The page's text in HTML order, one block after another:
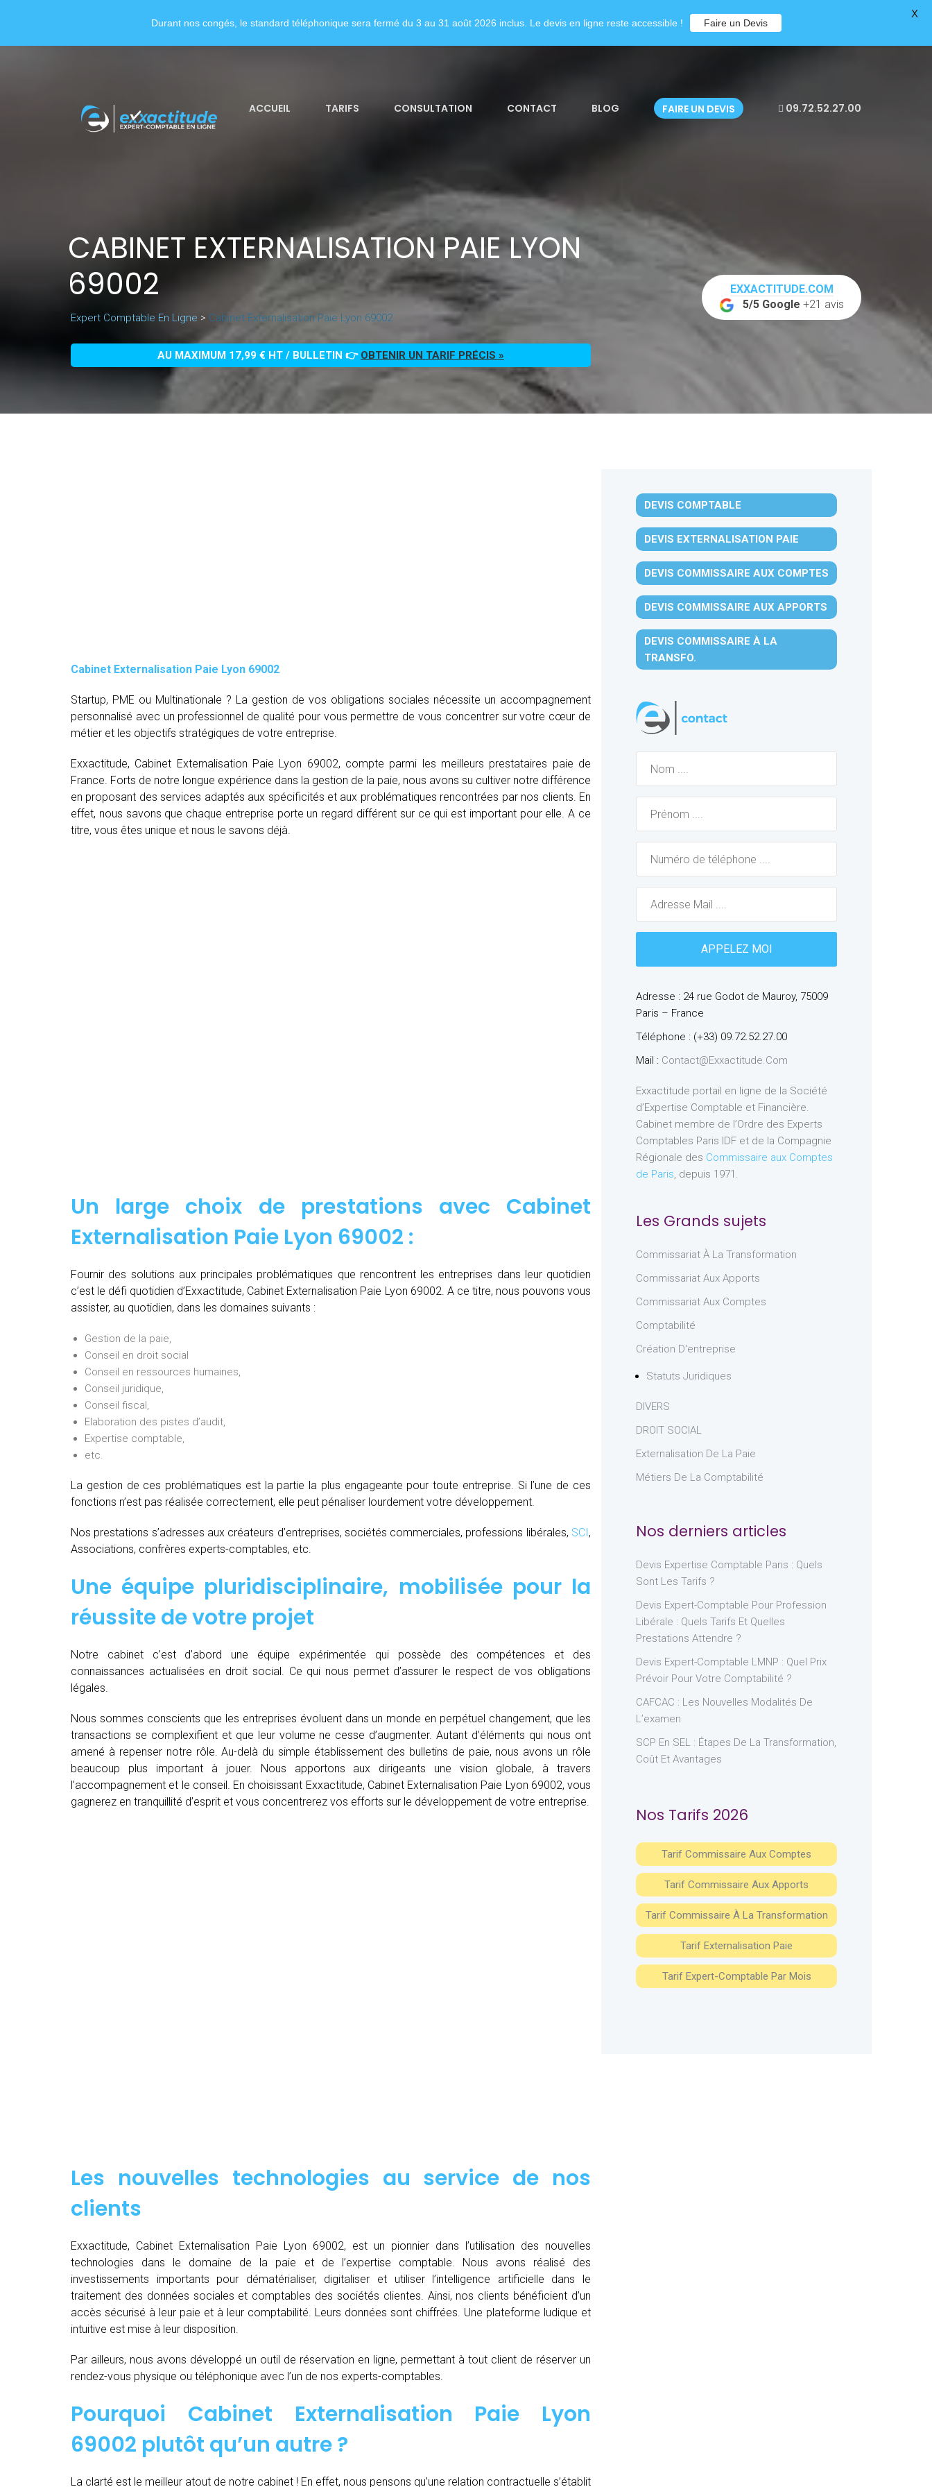
ACCUEIL TARIFS CONSULTATION CONTACT BLOG FAIRE UN DEVIS 09.72.52.27.00
CABINET EXTERNALISATION PAIE LYON
69002
Expert Comptable En Ligne > Cabinet Externalisation Paie Lyon 69002
AU MAXIMUM 17,99 € HT / BULLETIN 👉 OBTENIR UN TARIF PRÉCIS »
EXXACTITUDE.COM
5/5 Google +21 avis
Cabinet Externalisation Paie Lyon 69002
Startup, PME ou Multinationale ? La gestion de vos obligations sociales nécessite un accompagnement
personnalisé avec un professionnel de qualité pour vous permettre de vous concentrer sur votre cœur de
métier et les objectifs stratégiques de votre entreprise.
Exxactitude, Cabinet Externalisation Paie Lyon 69002, compte parmi les meilleurs prestataires paie de
France. Forts de notre longue expérience dans la gestion de la paie, nous avons su cultiver notre différence
en proposant des services adaptés aux spécificités et aux problématiques rencontrées par nos clients. En
effet, nous savons que chaque entreprise porte un regard différent sur ce qui est important pour elle. A ce
titre, vous êtes unique et nous le savons déjà.
Un large choix de prestations avec Cabinet
Externalisation Paie Lyon 69002 :
Fournir des solutions aux principales problématiques que rencontrent les entreprises dans leur quotidien
c’est le défi quotidien d’Exxactitude, Cabinet Externalisation Paie Lyon 69002. A ce titre, nous pouvons vous
assister, au quotidien, dans les domaines suivants :
Gestion de la paie,
Conseil en droit social
Conseil en ressources humaines,
Conseil juridique,
Conseil fiscal,
Elaboration des pistes d’audit,
Expertise comptable,
etc.
La gestion de ces problématiques est la partie la plus engageante pour toute entreprise. Si l’une de ces
fonctions n’est pas réalisée correctement, elle peut pénaliser lourdement votre développement.
Nos prestations s’adresses aux créateurs d’entreprises, sociétés commerciales, professions libérales, SCI,
Associations, confrères experts-comptables, etc.
Une équipe pluridisciplinaire, mobilisée pour la
réussite de votre projet
Notre cabinet c’est d’abord une équipe expérimentée qui possède des compétences et des
connaissances actualisées en droit social. Ce qui nous permet d’assurer le respect de vos obligations
légales.
Nous sommes conscients que les entreprises évoluent dans un monde en perpétuel changement, que les
transactions se complexifient et que leur volume ne cesse d’augmenter. Autant d’éléments qui nous ont
amené à repenser notre rôle. Au-delà du simple établissement des bulletins de paie, nous avons un rôle
beaucoup plus important à jouer. Nous apportons aux dirigeants une vision globale, à travers
l’accompagnement et le conseil. En choisissant Exxactitude, Cabinet Externalisation Paie Lyon 69002, vous
gagnerez en tranquillité d’esprit et vous concentrerez vos efforts sur le développement de votre entreprise.
Les nouvelles technologies au service de nos
clients
Exxactitude, Cabinet Externalisation Paie Lyon 69002, est un pionnier dans l’utilisation des nouvelles
technologies dans le domaine de la paie et de l’expertise comptable. Nous avons réalisé des
investissements importants pour dématérialiser, digitaliser et utiliser l’intelligence artificielle dans le
traitement des données sociales et comptables des sociétés clientes. Ainsi, nos clients bénéficient d’un
accès sécurisé à leur paie et à leur comptabilité. Leurs données sont chiffrées. Une plateforme ludique et
intuitive est mise à leur disposition.
Par ailleurs, nous avons développé un outil de réservation en ligne, permettant à tout client de réserver un
rendez-vous physique ou téléphonique avec l’un de nos experts-comptables.
Pourquoi Cabinet Externalisation Paie Lyon
69002 plutôt qu’un autre ?
La clarté est le meilleur atout de notre cabinet ! En effet, nous pensons qu’une relation contractuelle s’établit
DEVIS COMPTABLE
DEVIS EXTERNALISATION PAIE
DEVIS COMMISSAIRE AUX COMPTES
DEVIS COMMISSAIRE AUX APPORTS
DEVIS COMMISSAIRE À LA
TRANSFO.
Adresse : 24 rue Godot de Mauroy, 75009
Paris – France
Téléphone : (+33) 09.72.52.27.00
Mail : Contact@exxactitude.com
Exxactitude portail en ligne de la Société
d’Expertise Comptable et Financière.
Cabinet membre de l’Ordre des Experts
Comptables Paris IDF et de la Compagnie
Régionale des Commissaire aux Comptes
de Paris, depuis 1971.
Les Grands sujets
Commissariat À La Transformation
Commissariat Aux Apports
Commissariat Aux Comptes
Comptabilité
Création D'entreprise
Statuts Juridiques
DIVERS
DROIT SOCIAL
Externalisation De La Paie
Métiers De La Comptabilité
Nos derniers articles
Devis Expertise Comptable Paris : Quels
Sont Les Tarifs ?
Devis Expert-Comptable Pour Profession
Libérale : Quels Tarifs Et Quelles
Prestations Attendre ?
Devis Expert-Comptable LMNP : Quel Prix
Prévoir Pour Votre Comptabilité ?
CAFCAC : Les Nouvelles Modalités De
L’examen
SCP En SEL : Étapes De La Transformation,
Coût Et Avantages
Nos Tarifs 2026
Tarif Commissaire Aux Comptes
Tarif Commissaire Aux Apports
Tarif Commissaire À La Transformation
Tarif Externalisation Paie
Tarif Expert-Comptable Par Mois
Durant nos congés, le standard téléphonique sera fermé du 3 au 31 août 2026 inclus. Le devis en ligne reste accessible ! Faire un Devis
X